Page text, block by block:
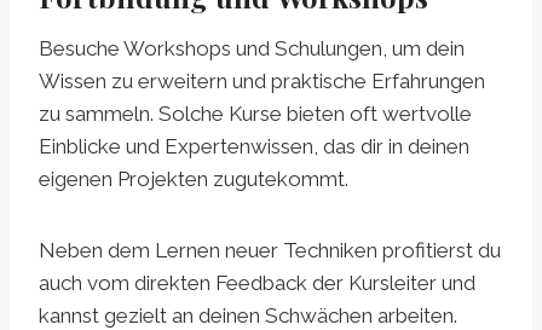
Besuche Workshops und Schulungen, um dein
Wissen zu erweitern und praktische Erfahrungen
zu sammeln. Solche Kurse bieten oft wertvolle
Einblicke und Expertenwissen, das dir in deinen
eigenen Projekten zugutekommt.
Neben dem Lernen neuer Techniken profitierst du
auch vom direkten Feedback der Kursleiter und
kannst gezielt an deinen Schwächen arbeiten.